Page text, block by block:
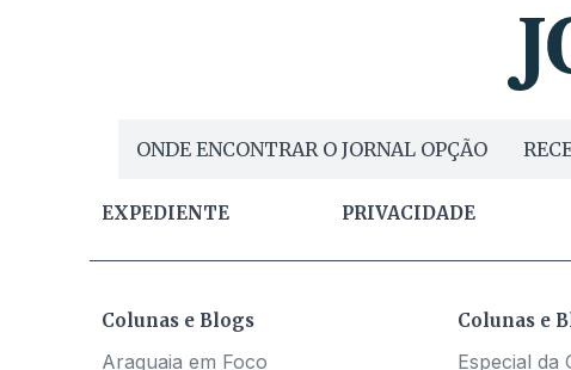
ONDE ENCONTRAR O JORNAL OPÇÃO
EXPEDIENTE PRIVACIDADE
Colunas e Blogs
Araguaia em Foco
Colunas e
Especial da